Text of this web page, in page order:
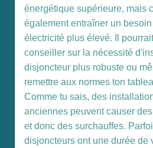
énergétique supérieure, mais
également entraîner un besoin
électricité plus élevé. Il
conseiller sur la nécessité
disjoncteur plus robuste ou
remettre aux normes ton
Comme tu sais, des
anciennes peuvent causer
et donc des surchauffes.
disjoncteurs ont une durée de